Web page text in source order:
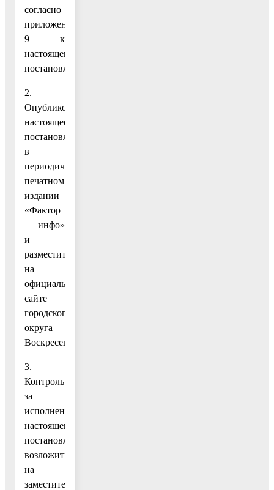
согласно
приложению
9 к
настоящему
постановлению.
2.
Опубликовать
настоящее
постановление
в
периодическом
печатном
издании
«Фактор
– инфо»
и
разместить
на
официальном
сайте
городского
округа
Воскресенск.
3.
Контроль
за
исполнением
настоящего
постановления
возложить
на
заместителя